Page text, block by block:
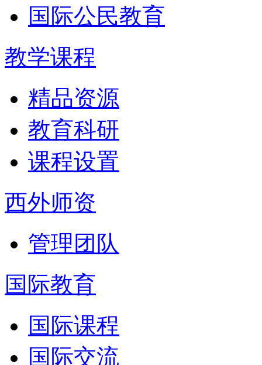
国际公民教育
教学课程
精品资源
教育科研
课程设置
西外师资
管理团队
国际教育
国际课程
国际交流